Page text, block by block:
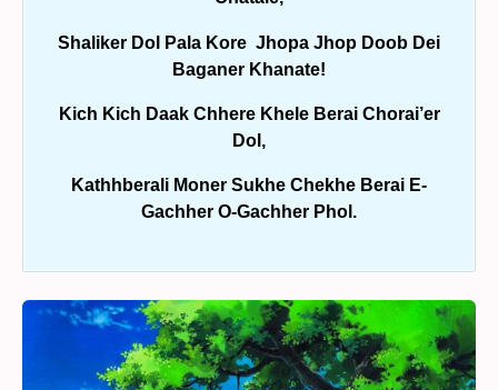
Shaliker Dol Pala Kore Jhopa Jhop Doob Dei
Baganer Khanate!
Kich Kich Daak Chhere Khele Berai Chorai’er
Dol,
Kathhberali Moner Sukhe Chekhe Berai E-
Gachher O-Gachher Phol.